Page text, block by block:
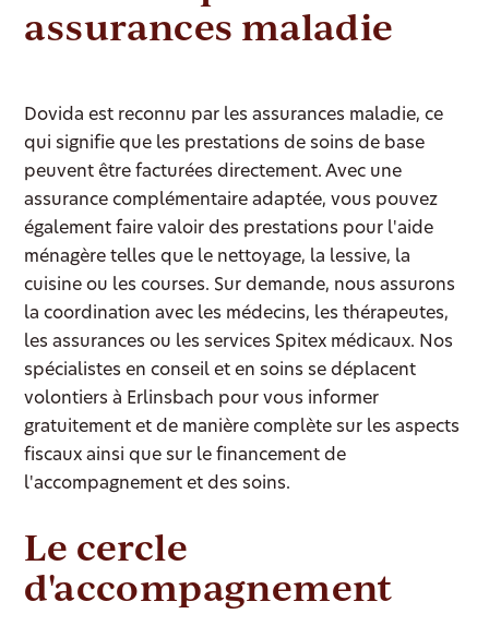
assurances maladie
Dovida est reconnu par les assurances maladie, ce
qui signifie que les prestations de soins de base
peuvent être facturées directement. Avec une
assurance complémentaire adaptée, vous pouvez
également faire valoir des prestations pour l'aide
ménagère telles que le nettoyage, la lessive, la
cuisine ou les courses. Sur demande, nous assurons
la coordination avec les médecins, les thérapeutes,
les assurances ou les services Spitex médicaux. Nos
spécialistes en conseil et en soins se déplacent
volontiers à Erlinsbach pour vous informer
gratuitement et de manière complète sur les aspects
fiscaux ainsi que sur le financement de
l'accompagnement et des soins.
Le cercle
d'accompagnement